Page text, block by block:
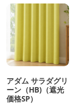
アダム サラダグリ
ーン（HB)（遮光
価格SP）